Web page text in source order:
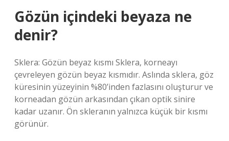
Gözün içindeki beyaza ne
denir?
Sklera: Gözün beyaz kısmı Sklera, korneayı
çevreleyen gözün beyaz kısmıdır. Aslında sklera, göz
küresinin yüzeyinin %80’inden fazlasını oluşturur ve
korneadan gözün arkasından çıkan optik sinire
kadar uzanır. Ön skleranın yalnızca küçük bir kısmı
görünür.